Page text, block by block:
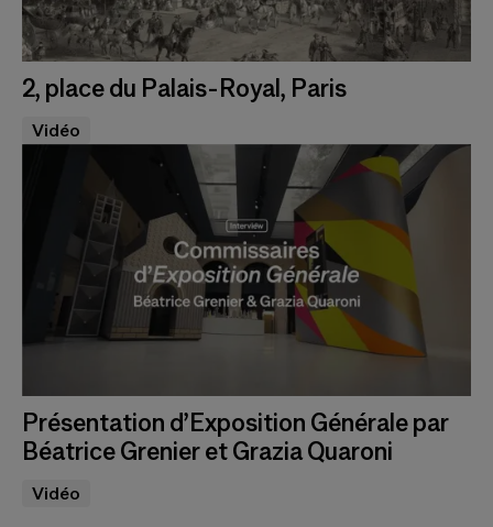
2, place du Palais-Royal, Paris
Vidéo
Présentation d’Exposition Générale par
Béatrice Grenier et Grazia Quaroni
Vidéo